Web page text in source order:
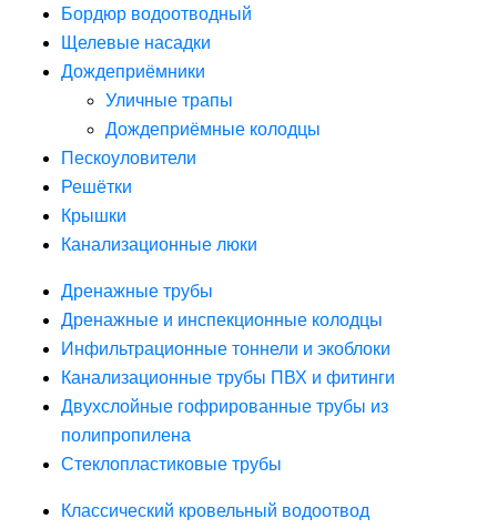
Бордюр водоотводный
Щелевые насадки
Дождеприёмники
Уличные трапы
Дождеприёмные колодцы
Пескоуловители
Решётки
Крышки
Канализационные люки
Дренажные трубы
Дренажные и инспекционные колодцы
Инфильтрационные тоннели и экоблоки
Канализационные трубы ПВХ и фитинги
Двухслойные гофрированные трубы из
полипропилена
Стеклопластиковые трубы
Классический кровельный водоотвод